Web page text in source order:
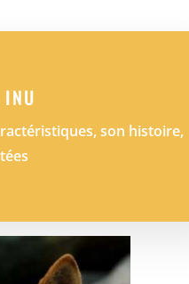
son histoire,